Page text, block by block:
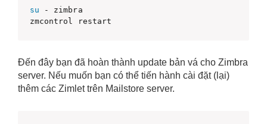
su - zimbra
zmcontrol restart
Đến đây bạn đã hoàn thành update bản vá cho Zimbra
server. Nếu muốn bạn có thể tiến hành cài đặt (lại)
thêm các Zimlet trên Mailstore server.